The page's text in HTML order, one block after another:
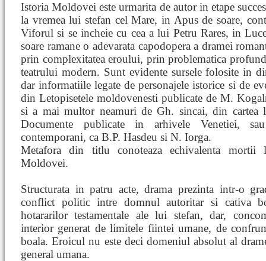
Istoria Moldovei este urmarita de autor in etape
la vremea lui stefan cel Mare, in Apus de soare,
Viforul si se incheie cu cea a lui Petru Rares, in
soare ramane o adevarata capodopera a dramei
prin complexitatea eroului, prin problematica
teatrului modern. Sunt evidente sursele folosite in
dar informatiile legate de personajele istorice si de
din Letopisetele moldovenesti publicate de M.
si a mai multor neamuri de Gh. sincai, din cartea
Documente publicate in arhivele Venetiei,
contemporani, ca B.P. Hasdeu si N. Iorga.
Metafora din titlu conoteaza echivalenta mortii
Moldovei.
Structurata in patru acte, drama prezinta intr-o
conflict politic intre domnul autoritar si cativa
hotararilor testamentale ale lui stefan, dar,
interior generat de limitele fiintei umane, de
boala. Eroicul nu este deci domeniul absolut al
general umana.